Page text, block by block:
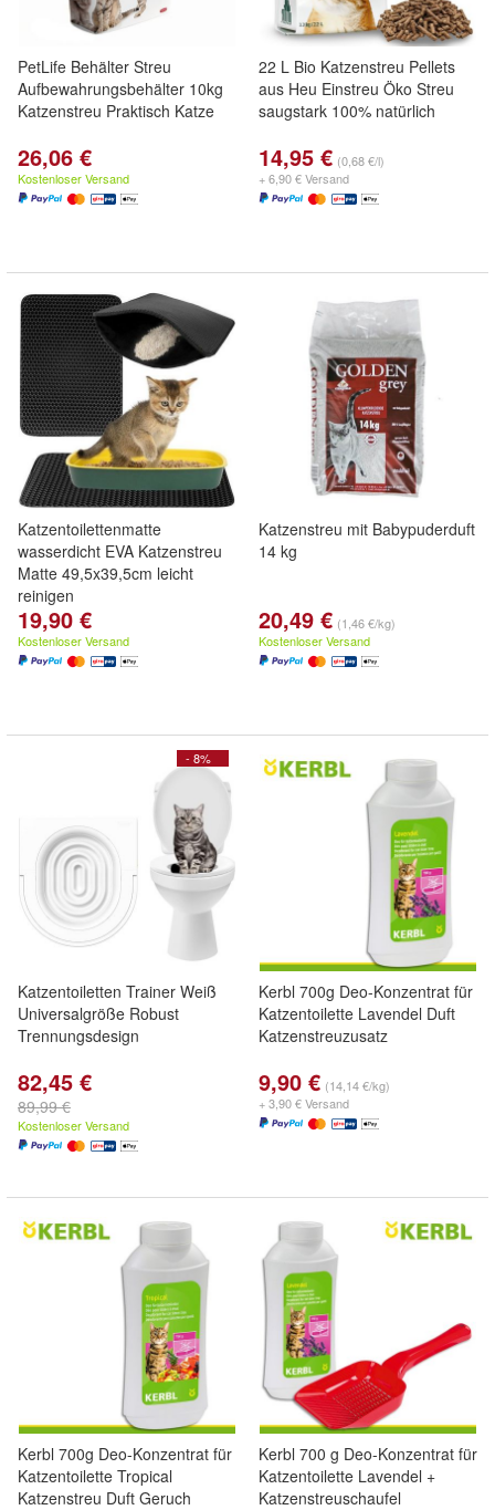
PetLife Behälter Streu
Aufbewahrungsbehälter 10kg
Katzenstreu Praktisch Katze
26,06 €
Kostenloser Versand
22 L Bio Katzenstreu Pellets
aus Heu Einstreu Öko Streu
saugstark 100% natürlich
14,95 € (0,68 €/l)
+ 6,90 € Versand
Katzentoilettenmatte
wasserdicht EVA Katzenstreu
Matte 49,5x39,5cm leicht
reinigen
19,90 €
Kostenloser Versand
Katzenstreu mit Babypuderduft
14 kg
20,49 € (1,46 €/kg)
Kostenloser Versand
- 8%
Katzentoiletten Trainer Weiß
Universalgröße Robust
Trennungsdesign
82,45 €
89,99 €
Kostenloser Versand
Kerbl 700g Deo-Konzentrat für
Katzentoilette Lavendel Duft
Katzenstreuzusatz
9,90 € (14,14 €/kg)
+ 3,90 € Versand
Kerbl 700g Deo-Konzentrat für
Katzentoilette Tropical
Katzenstreu Duft Geruch
Kerbl 700 g Deo-Konzentrat für
Katzentoilette Lavendel +
Katzenstreuschaufel